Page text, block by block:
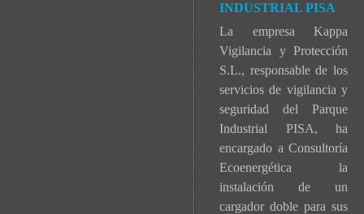
INDUSTRIAL PISA
La empresa Kappa
Vigilancia y Protección
S.L., responsable de los
servicios de vigilancia y
seguridad del Parque
Industrial PISA, ha
encargado a Consultoría
Ecoenergética la
instalación de un
cargador doble para sus